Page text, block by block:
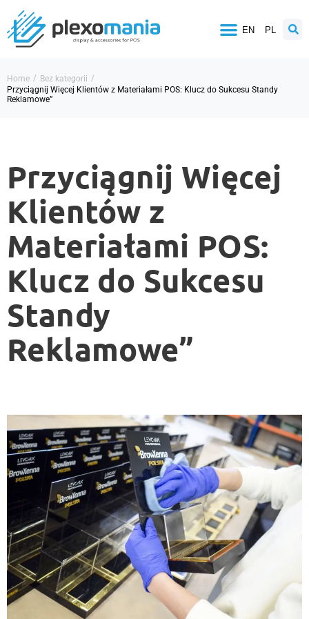
EN PL
Home / Bez kategorii /
Przyciągnij Więcej Klientów z Materiałami POS: Klucz do Sukcesu Standy
Reklamowe”
Przyciągnij Więcej
Klientów z
Materiałami POS:
Klucz do Sukcesu
Standy
Reklamowe”